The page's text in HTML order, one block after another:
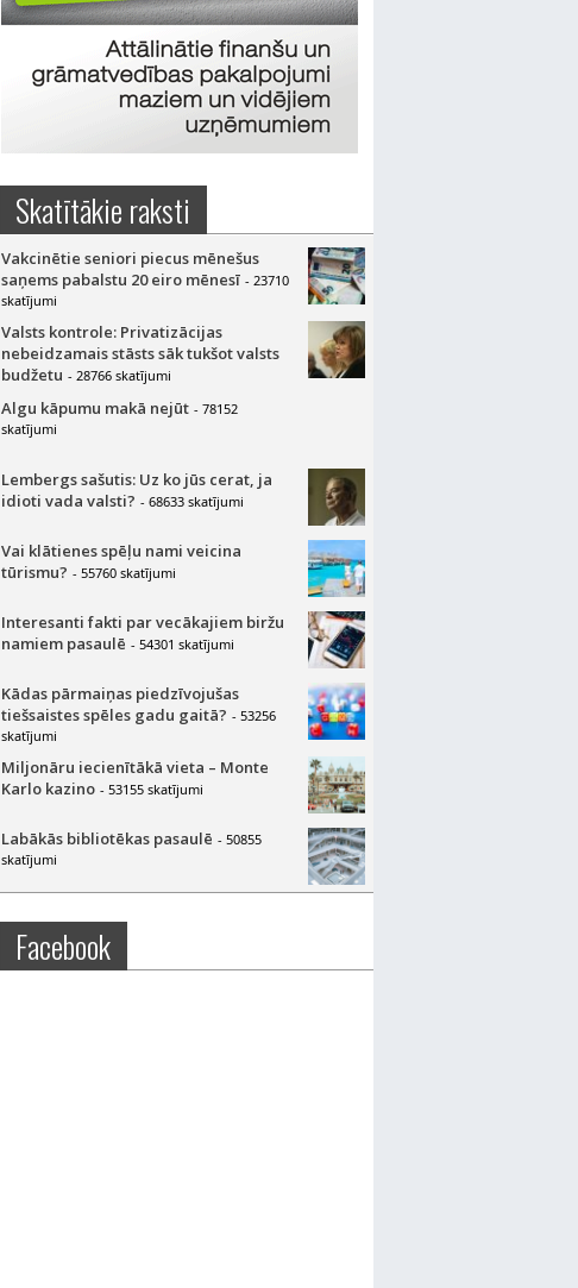
Skatītākie raksti
Vakcinētie seniori piecus mēnešus
saņems pabalstu 20 eiro mēnesī - 23710
skatījumi
Valsts kontrole: Privatizācijas
nebeidzamais stāsts sāk tukšot valsts
budžetu - 28766 skatījumi
Algu kāpumu makā nejūt - 78152
skatījumi
Lembergs sašutis: Uz ko jūs cerat, ja
idioti vada valsti? - 68633 skatījumi
Vai klātienes spēļu nami veicina
tūrismu? - 55760 skatījumi
Interesanti fakti par vecākajiem biržu
namiem pasaulē - 54301 skatījumi
Kādas pārmaiņas piedzīvojušas
tiešsaistes spēles gadu gaitā? - 53256
skatījumi
Miljonāru iecienītākā vieta – Monte
Karlo kazino - 53155 skatījumi
Labākās bibliotēkas pasaulē - 50855
skatījumi
Facebook